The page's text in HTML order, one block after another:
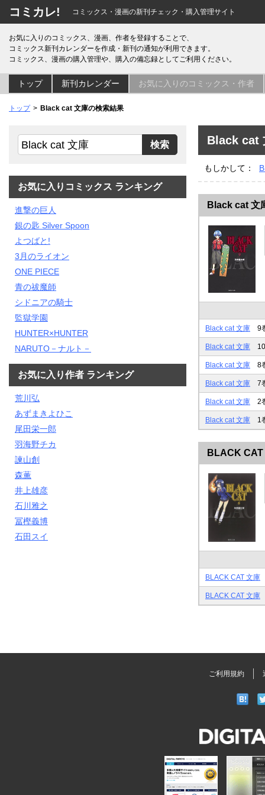
コミカレ! コミックス・漫画の新刊チェック・購入管理サイト
お気に入りのコミックス、漫画、作者を登録することで、
コミックス新刊カレンダーを作成・新刊の通知が利用できます。
コミックス、漫画の購入管理や、購入の備忘録としてご利用ください。
トップ 新刊カレンダー お気に入りのコミックス・作者
トップ Black cat 文庫の検索結果
Black cat
もしかして：
Black cat 文
Black cat 文庫 9
Black cat 文庫
Black cat 文庫 8
Black cat 文庫 7
Black cat 文庫 2
Black cat 文庫 1
BLACK CAT
BLACK CAT 文庫
BLACK CAT 文庫
お気に入りコミックス ランキング
進撃の巨人
銀の匙 Silver Spoon
よつばと!
3月のライオン
ONE PIECE
青の祓魔師
シドニアの騎士
監獄学園
HUNTER×HUNTER
NARUTO－ナルト－
お気に入り作者 ランキング
荒川弘
あずまきよひこ
尾田栄一郎
羽海野チカ
諫山創
森薫
井上雄彦
石川雅之
冨樫義博
石田スイ
ご利用規約
DIGITAL